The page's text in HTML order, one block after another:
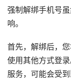
强制解绑手机号
响。
首先，解绑后，
使用其他方式登
服务，可能会受